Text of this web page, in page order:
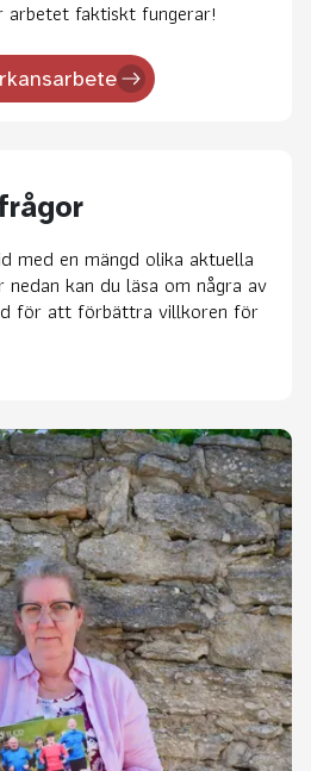
faktiskt fungerar!
med en mängd olika aktuella
kan du läsa om några av
för att förbättra villkoren för